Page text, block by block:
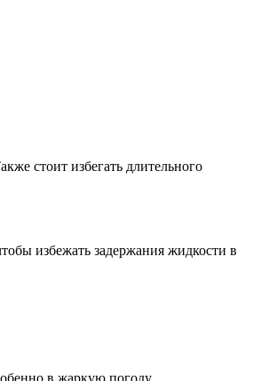
стоит избегать длительного
избежать задержания жидкости в
в жаркую погоду.